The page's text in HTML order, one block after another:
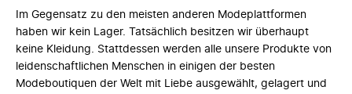
Im Gegensatz zu den meisten anderen Modeplattformen
haben wir kein Lager. Tatsächlich besitzen wir überhaupt
keine Kleidung. Stattdessen werden alle unsere Produkte von
leidenschaftlichen Menschen in einigen der besten
Modeboutiquen der Welt mit Liebe ausgewählt, gelagert und